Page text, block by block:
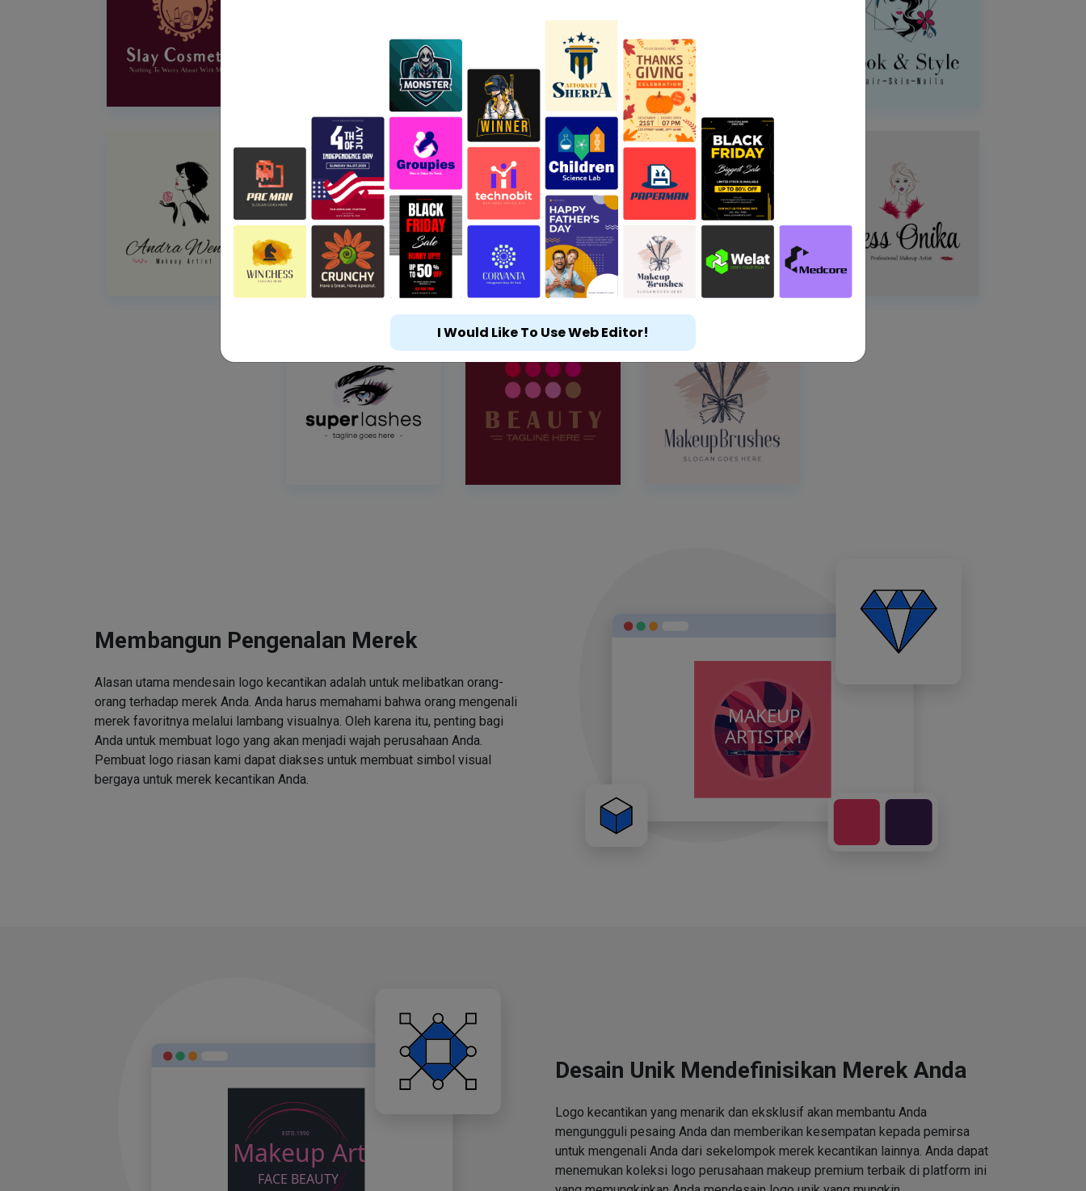
Membangun Pengenalan Merek
Alasan utama mendesain logo kecantikan adalah untuk melibatkan orang-
orang terhadap merek Anda. Anda harus memahami bahwa orang mengenali
merek favoritnya melalui lambang visualnya. Oleh karena itu, penting bagi
Anda untuk membuat logo yang akan menjadi wajah perusahaan Anda.
Pembuat logo riasan kami dapat diakses untuk membuat simbol visual
bergaya untuk merek kecantikan Anda.
Desain Unik Mendefinisikan Merek Anda
Logo kecantikan yang menarik dan eksklusif akan membantu Anda
mengungguli pesaing Anda dan memberikan kesempatan kepada pemirsa
untuk mengenali Anda dari sekelompok merek kecantikan lainnya. Anda dapat
menemukan koleksi logo perusahaan makeup premium terbaik di platform ini
I Would Like To Use Web Editor!